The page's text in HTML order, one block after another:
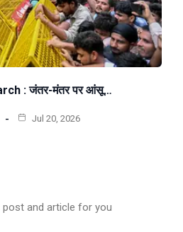
: जंतर-मंतर पर आंसू…
Jul 20, 2026
and article for you